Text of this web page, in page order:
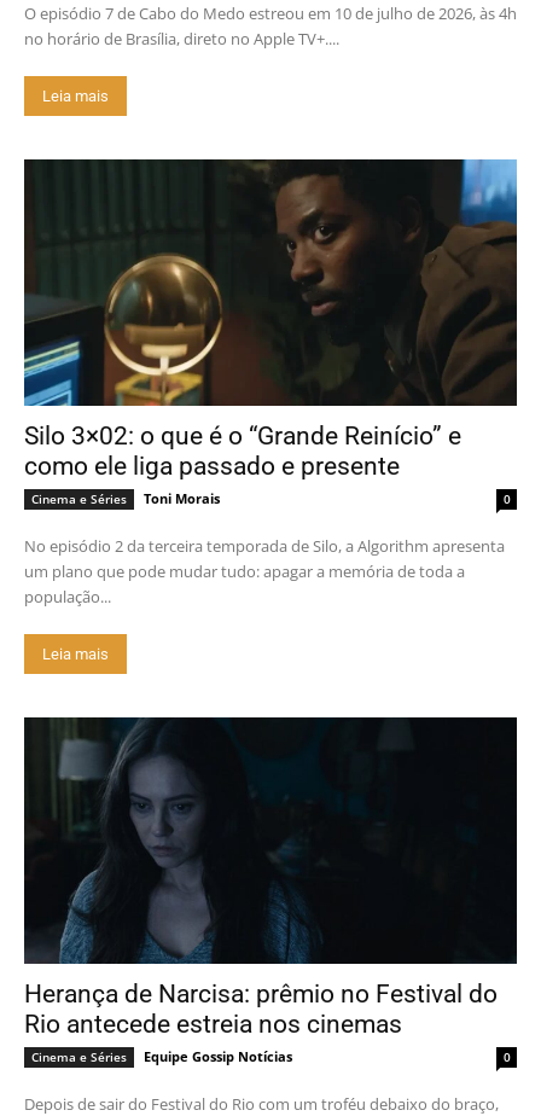
O episódio 7 de Cabo do Medo estreou em 10 de julho de 2026, às 4h
no horário de Brasília, direto no Apple TV+....
Leia mais
Silo 3×02: o que é o “Grande Reinício” e
como ele liga passado e presente
Cinema e Séries Toni Morais 0
No episódio 2 da terceira temporada de Silo, a Algorithm apresenta
um plano que pode mudar tudo: apagar a memória de toda a
população...
Leia mais
Herança de Narcisa: prêmio no Festival do
Rio antecede estreia nos cinemas
Cinema e Séries Equipe Gossip Notícias 0
Depois de sair do Festival do Rio com um troféu debaixo do braço,